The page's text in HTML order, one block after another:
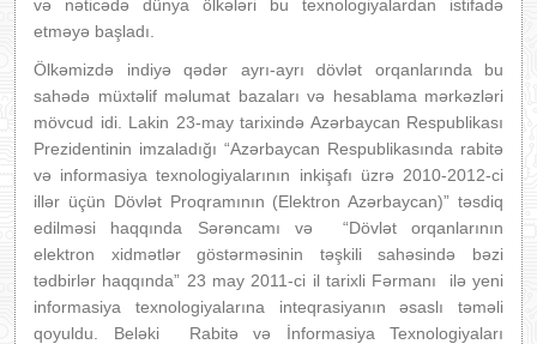
və nəticədə dünya ölkələri bu texnologiyalardan istifadə
etməyə başladı.
Ölkəmizdə indiyə qədər ayrı-ayrı dövlət orqanlarında bu
sahədə müxtəlif məlumat bazaları və hesablama mərkəzləri
mövcud idi. Lakin 23-may tarixində Azərbaycan Respublikası
Prezidentinin imzaladığı “Azərbaycan Respublikasında rabitə
və informasiya texnologiyalarının inkişafı üzrə 2010-2012-ci
illər üçün Dövlət Proqramının (Elektron Azərbaycan)” təsdiq
edilməsi haqqında Sərəncamı və “Dövlət orqanlarının
elektron xidmətlər göstərməsinin təşkili sahəsində bəzi
tədbirlər haqqında” 23 may 2011-ci il tarixli Fərmanı ilə yeni
informasiya texnologiyalarına inteqrasiyanın əsaslı təməli
qoyuldu. Beləki Rabitə və İnformasiya Texnologiyaları